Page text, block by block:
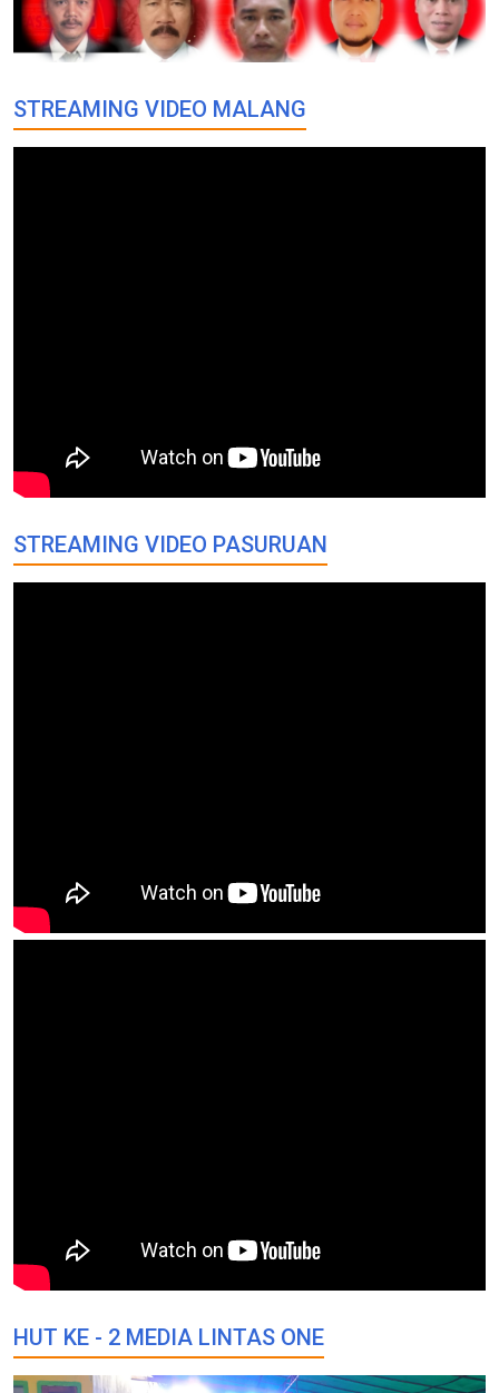
STREAMING VIDEO MALANG
STREAMING VIDEO PASURUAN
HUT KE - 2 MEDIA LINTAS ONE